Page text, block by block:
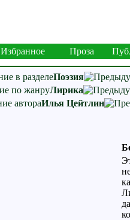
Избранное Проза
Поэзия
Лирика
Илья Цейтлин